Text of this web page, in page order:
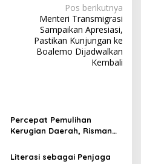
Pos berikutnya
Menteri Transmigrasi
Sampaikan Apresiasi,
Pastikan Kunjungan ke
Boalemo Dijadwalkan
Kembali
Percepat Pemulihan
Kerugian Daerah, Risman
Practice dari Kemendagri
Literasi sebagai Penjaga